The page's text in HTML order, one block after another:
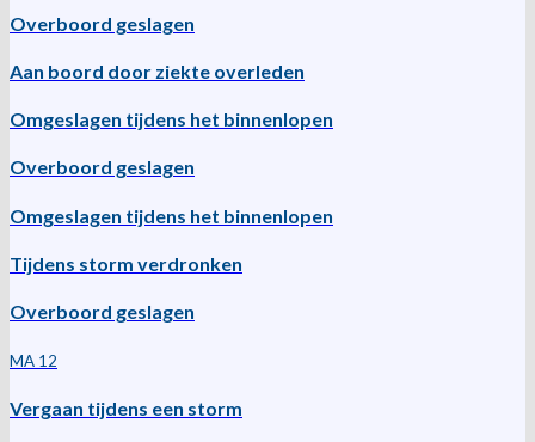
Overboord geslagen
Aan boord door ziekte overleden
Omgeslagen tijdens het binnenlopen
Overboord geslagen
Omgeslagen tijdens het binnenlopen
Tijdens storm verdronken
Overboord geslagen
MA 12
Vergaan tijdens een storm